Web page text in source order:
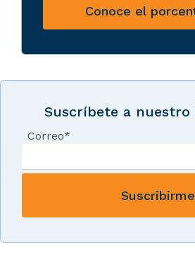
Conoce el
Suscríbete a
Correo*